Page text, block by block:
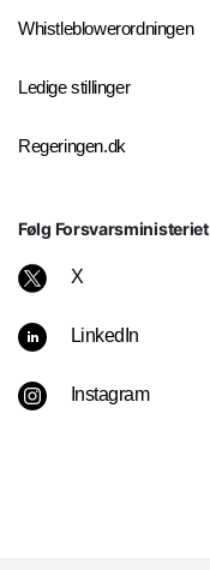
Whistleblowerordningen
Ledige stillinger
Regeringen.dk
Følg Forsvarsministeriet
X
LinkedIn
Instagram